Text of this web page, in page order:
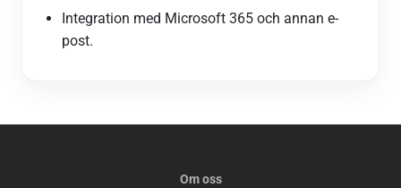
Integration med Microsoft 365 och annan e-
post.
Om oss